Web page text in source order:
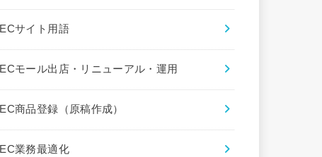
ECサイト用語
ECモール出店・リニューアル・運用
EC商品登録（原稿作成）
EC業務最適化